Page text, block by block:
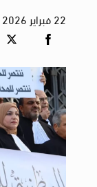
22فبراير 2026